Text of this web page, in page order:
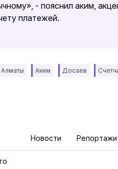
- пояснил аким,
платежей.
Алматы Аким Досаев
Новости Репортажи